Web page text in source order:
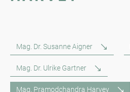
Mag. Dr. Susanne Aigner
Mag. Dr. Ulrike Gartner
Mag. Pramodchandra Harvey